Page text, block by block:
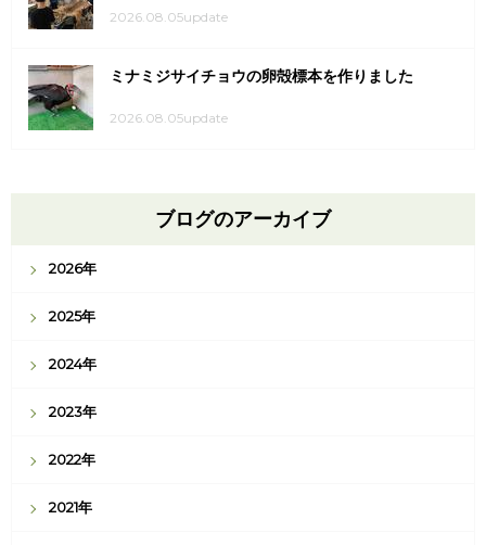
2026.08.05update
ミナミジサイチョウの卵殻標本を作りました
2026.08.05update
ブログのアーカイブ
2026年
2025年
2024年
2023年
2022年
2021年